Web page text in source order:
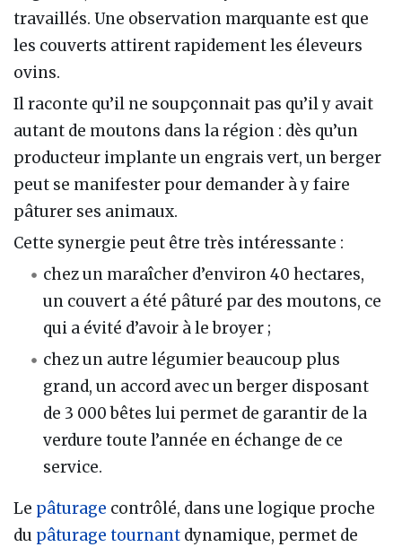
travaillés. Une observation marquante est que
les couverts attirent rapidement les éleveurs
ovins.
Il raconte qu’il ne soupçonnait pas qu’il y avait
autant de moutons dans la région : dès qu’un
producteur implante un engrais vert, un berger
peut se manifester pour demander à y faire
pâturer ses animaux.
Cette synergie peut être très intéressante :
chez un maraîcher d’environ 40 hectares,
un couvert a été pâturé par des moutons, ce
qui a évité d’avoir à le broyer ;
chez un autre légumier beaucoup plus
grand, un accord avec un berger disposant
de 3 000 bêtes lui permet de garantir de la
verdure toute l’année en échange de ce
service.
Le pâturage contrôlé, dans une logique proche
du pâturage tournant dynamique, permet de